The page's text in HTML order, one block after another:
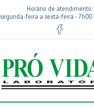
Horário de atendimento:
segunda-feira a sexta-feira - 7h00